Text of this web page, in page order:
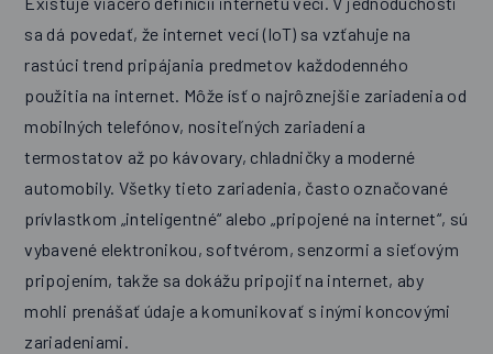
sa dá povedať, že internet vecí (IoT) sa vzťahuje na
rastúci trend pripájania predmetov každodenného
použitia na internet. Môže ísť o najrôznejšie zariadenia od
mobilných telefónov, nositeľných zariadení a
termostatov až po kávovary, chladničky a moderné
automobily. Všetky tieto zariadenia, často označované
prívlastkom „inteligentné“ alebo „pripojené na internet“, sú
vybavené elektronikou, softvérom, senzormi a sieťovým
pripojením, takže sa dokážu pripojiť na internet, aby
mohli prenášať údaje a komunikovať s inými koncovými
zariadeniami.